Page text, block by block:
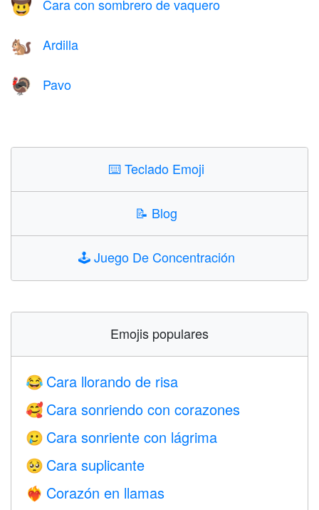
🤠 Cara con sombrero de vaquero
🐿️ Ardilla
🦃 Pavo
⌨️Teclado Emoji
📝 Blog
🕹️Juego De Concentración
Emojis populares
😂 Cara llorando de risa
🥰 Cara sonriendo con corazones
🥲 Cara sonriente con lágrima
🥺 Cara suplicante
❤️‍🔥 Corazón en llamas